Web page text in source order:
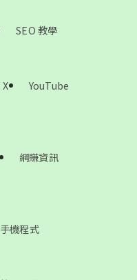
SEO 教學
X
YouTube
網賺資訊
手機程式